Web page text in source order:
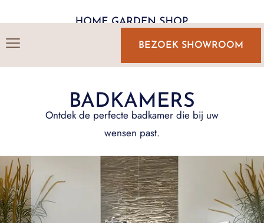
BEZOEK SHOWROOM
BADKAMERS
Ontdek de perfecte badkamer die bij uw
wensen past.
BADKAMERONTWERPER
GRATIS ADVIESGESPREK